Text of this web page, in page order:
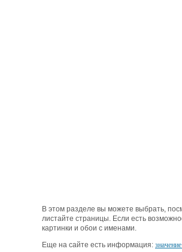
В этом разделе вы можете выбрать,
листайте страницы. Если есть
картинки и обои с именами.
Еще на сайте есть информация: